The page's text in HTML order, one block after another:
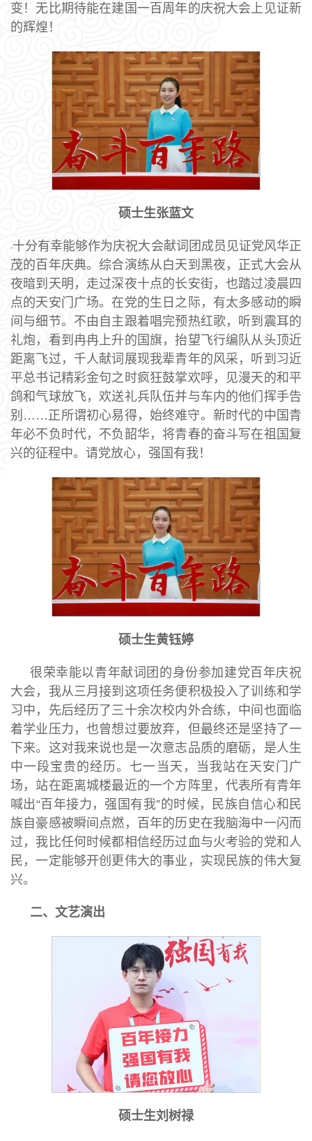
变！无比期待能在建国一百周年的庆祝大会上见证新
的辉煌！
硕士生张蓝文
十分有幸能够作为庆祝大会献词团成员见证党风华正
茂的百年庆典。综合演练从白天到黑夜，正式大会从
夜暗到天明，走过深夜十点的长安街，也踏过凌晨四
点的天安门广场。在党的生日之际，有太多感动的瞬
间与细节。不由自主跟着唱完预热红歌，听到震耳的
礼炮，看到冉冉上升的国旗，抬望飞行编队从头顶近
距离飞过，千人献词展现我辈青年的风采，听到习近
平总书记精彩金句之时疯狂鼓掌欢呼，见漫天的和平
鸽和气球放飞，欢送礼兵队伍并与车内的他们挥手告
别……正所谓初心易得，始终难守。新时代的中国青
年必不负时代，不负韶华，将青春的奋斗写在祖国复
兴的征程中。请党放心，强国有我！
硕士生黄钰婷
很荣幸能以青年献词团的身份参加建党百年庆祝
大会，我从三月接到这项任务便积极投入了训练和学
习中，先后经历了三十余次校内外合练，中间也面临
着学业压力，也曾想过要放弃，但最终还是坚持了一
下来。这对我来说也是一次意志品质的磨砺，是人生
中一段宝贵的经历。七一当天，当我站在天安门广
场，站在距离城楼最近的一个方阵里，代表所有青年
喊出“百年接力，强国有我”的时候，民族自信心和民
族自豪感被瞬间点燃，百年的历史在我脑海中一闪而
过，我比任何时候都相信经历过血与火考验的党和人
民，一定能够开创更伟大的事业，实现民族的伟大复
兴。
二、文艺演出
硕士生刘树禄